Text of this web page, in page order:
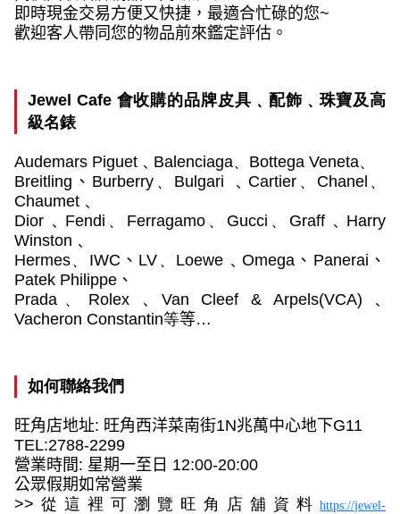
即時現金交易方便又快捷，最適合忙碌的您~
歡迎客人帶同您的物品前來鑑定評估。
Jewel Cafe 會收購的品牌皮具﹑配飾﹑珠寶及高
級名錶
Audemars Piguet﹑ Balenciaga、 Bottega Veneta、
Breitling 、 Burberry 、 Bulgari ﹑ Cartier 、 Chanel 、
Chaumet﹑
Dior﹑ Fendi 、 Ferragamo、 Gucci 、 Graff﹑ Harry
Winston﹑
Hermes、 IWC 、 LV 、 Loewe﹑Omega 、 Panerai 、
Patek Philippe、
Prada、 Rolex ﹑Van Cleef & Arpels(VCA)﹑
Vacheron Constantin等等…
如何聯絡我們
旺角店地址: 旺角西洋菜南街1N兆萬中心地下G11
TEL:2788-2299
營業時間: 星期一至日 12:00-20:00
公眾假期如常營業
>> 從這裡可瀏覽旺角店舖資料https://jewel-